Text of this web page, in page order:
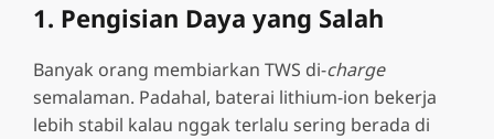
1. Pengisian Daya yang Salah
Banyak orang membiarkan TWS di-charge
semalaman. Padahal, baterai lithium-ion bekerja
lebih stabil kalau nggak terlalu sering berada di